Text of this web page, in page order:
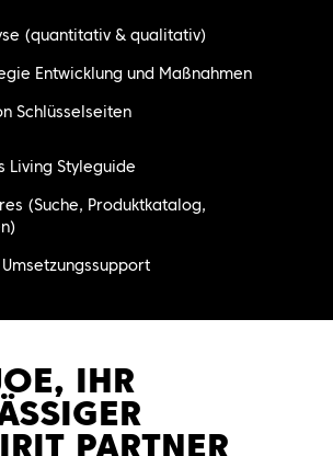
(quantitativ & qualitativ)
Entwicklung und Maßnahmen
Schlüsselseiten
Living Styleguide
(Suche, Produktkatalog,
IHR
PARTNER